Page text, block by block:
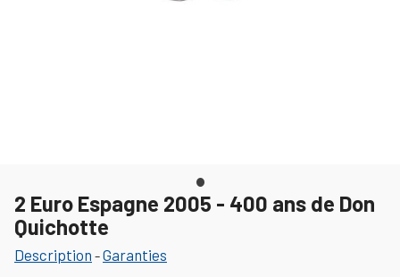
2 Euro Espagne 2005 - 400 ans de Don
Quichotte
Description -Garanties